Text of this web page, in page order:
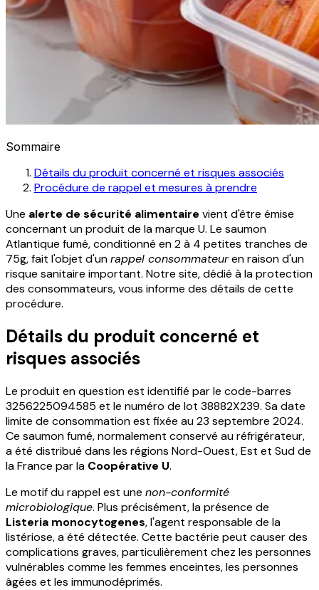
Sommaire
Détails du produit concerné et risques associés
Procédure de rappel et mesures à prendre
Une alerte de sécurité alimentaire vient d'être émise
concernant un produit de la marque U. Le saumon
Atlantique fumé, conditionné en 2 à 4 petites tranches de
75g, fait l'objet d'unrappel consommateuren raison d'un
risque sanitaire important. Notre site, dédié à la protection
des consommateurs, vous informe des détails de cette
procédure.
Détails du produit concerné et
risques associés
Le produit en question est identifié par le code-barres
3256225094585 et le numéro de lot 38882X239. Sa date
limite de consommation est fixée au 23 septembre 2024.
Ce saumon fumé, normalement conservé au réfrigérateur,
a été distribué dans les régions Nord-Ouest, Est et Sud de
la France par la Coopérative U.
Le motif du rappel est une non-conformité
microbiologique. Plus précisément, la présence de
Listeria monocytogenes, l'agent responsable de la
listériose, a été détectée. Cette bactérie peut causer des
complications graves, particulièrement chez les personnes
vulnérables comme les femmes enceintes, les personnes
âgées et les immunodéprimés.